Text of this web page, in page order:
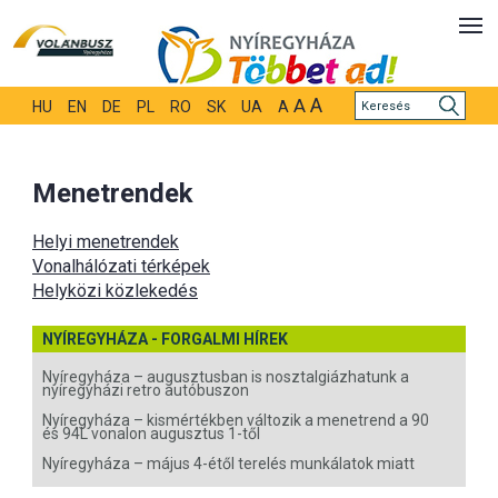
HU EN DE PL RO SK UA A A A
Menetrendek
Helyi menetrendek
Vonalhálózati térképek
Helyközi közlekedés
NYÍREGYHÁZA - FORGALMI HÍREK
Nyíregyháza – augusztusban is nosztalgiázhatunk a
nyíregyházi retro autóbuszon
Nyíregyháza – kismértékben változik a menetrend a 90
és 94L vonalon augusztus 1-től
Nyíregyháza – május 4-étől terelés munkálatok miatt